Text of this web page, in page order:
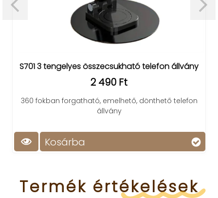
S701 3 tengelyes összecsukható telefon állvány
2 490 Ft
360 fokban forgatható, emelhető, dönthető telefon
állvány
Kosárba
Termék értékelések